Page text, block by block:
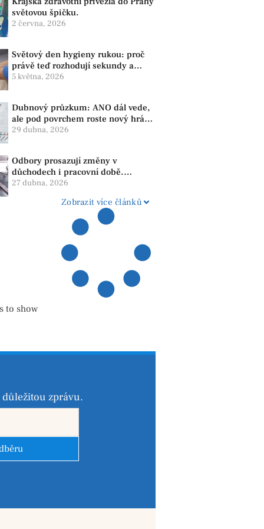
světovou špičku.
2 června, 2026
Světový den hygieny rukou: proč
právě teď rozhodují sekundy a
správné mytí rukou
5 května, 2026
Dubnový průzkum: ANO dál vede,
ale pod povrchem roste nový hráč.
Strana PRO se drží nejvýš mezi
29 dubna, 2026
Odbory prosazují změny v
důchodech i pracovní době.
Dopady pocítí i lidé v našem
27 dubna, 2026
Zobrazit více článků
to show
důležitou zprávu.